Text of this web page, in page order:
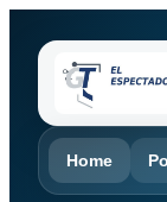
Home